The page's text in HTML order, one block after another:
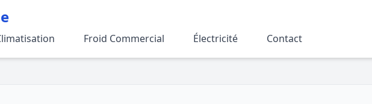
Froid Commercial Électricité Contact